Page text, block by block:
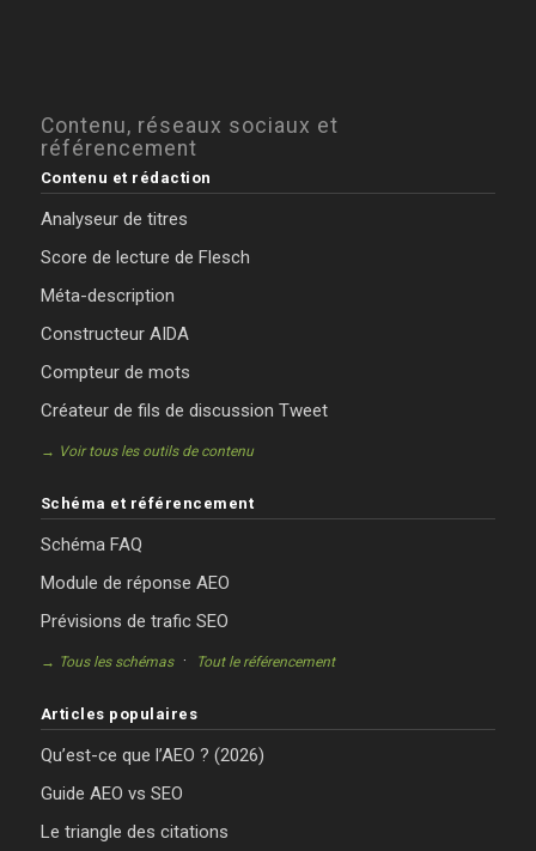
Contenu, réseaux sociaux et
référencement
Contenu et rédaction
Analyseur de titres
Score de lecture de Flesch
Méta-description
Constructeur AIDA
Compteur de mots
Créateur de fils de discussion Tweet
→ Voir tous les outils de contenu
Schéma et référencement
Schéma FAQ
Module de réponse AEO
Prévisions de trafic SEO
→ Tous les schémas· Tout le référencement
Articles populaires
Qu’est-ce que l’AEO ? (2026)
Guide AEO vs SEO
Le triangle des citations